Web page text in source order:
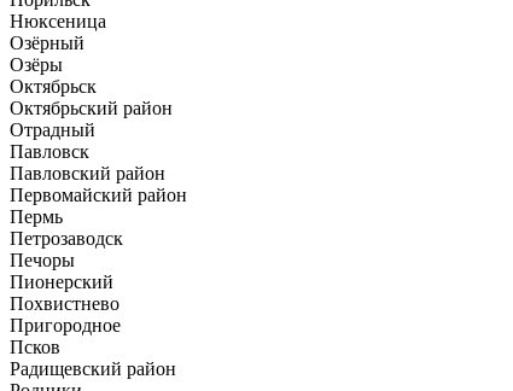
Нюксеница
Озёрный
Озёры
Октябрьск
Октябрьский район
Отрадный
Павловск
Павловский район
Первомайский район
Пермь
Петрозаводск
Печоры
Пионерский
Похвистнево
Пригородное
Псков
Радищевский район